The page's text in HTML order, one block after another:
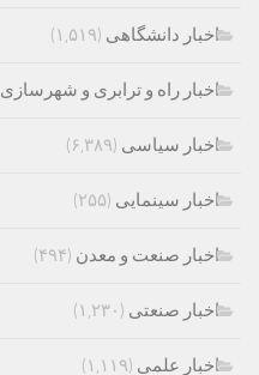
اخبار دانشگاهی (۱,۵۱۹)
اخبار راه و ترابری و شهرسازی
اخبار سیاسی (۶,۳۸۹)
اخبار سینمایی (۲۵۵)
اخبار صنعت و معدن (۴۹۴)
اخبار صنعتی (۱,۲۳۰)
اخبار علمی (۱,۱۱۹)